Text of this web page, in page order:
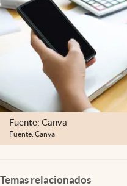
abre en nueva pestaña
México
Fuente: Canva
Fuente: Canva
Temas relacionados